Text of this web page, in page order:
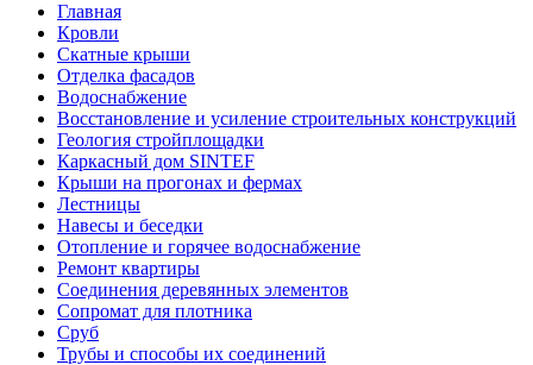
Главная
Кровли
Скатные крыши
Отделка фасадов
Водоснабжение
Восстановление и усиление строительных конструкций
Геология стройплощадки
Каркасный дом SINTEF
Крыши на прогонах и фермах
Лестницы
Навесы и беседки
Отопление и горячее водоснабжение
Ремонт квартиры
Соединения деревянных элементов
Сопромат для плотника
Сруб
Трубы и способы их соединений